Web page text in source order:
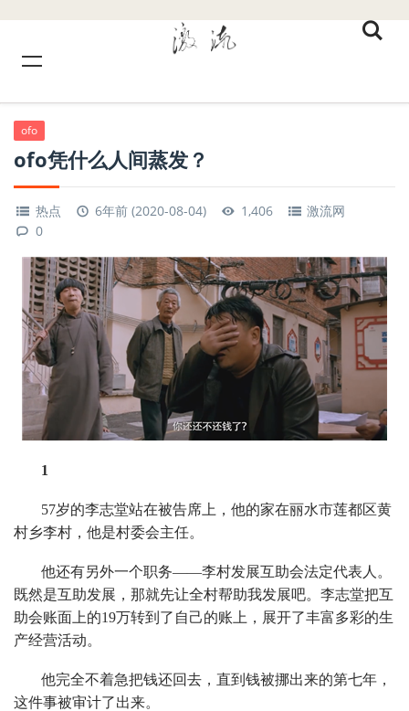
ofo
ofo凭什么人间蒸发？
热点 6年前 (2020-08-04) 1,406
激流网
0
1
57岁的李志堂站在被告席上，他的家在丽水市莲都区黄
村乡李村，他是村委会主任。
他还有另外一个职务——李村发展互助会法定代表人。
既然是互助发展，那就先让全村帮助我发展吧。李志堂把互
助会账面上的19万转到了自己的账上，展开了丰富多彩的生
产经营活动。
他完全不着急把钱还回去，直到钱被挪出来的第七年，
这件事被审计了出来。